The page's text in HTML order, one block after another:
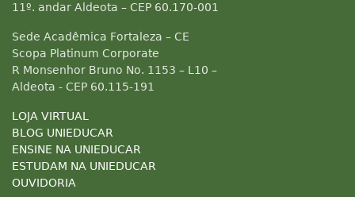
11º. andar Aldeota – CEP 60.170-001
Sede Acadêmica Fortaleza – CE
Scopa Platinum Corporate
R Monsenhor Bruno No. 1153 – L10 –
Aldeota - CEP 60.115-191
LOJA VIRTUAL
BLOG UNIEDUCAR
ENSINE NA UNIEDUCAR
ESTUDAM NA UNIEDUCAR
OUVIDORIA